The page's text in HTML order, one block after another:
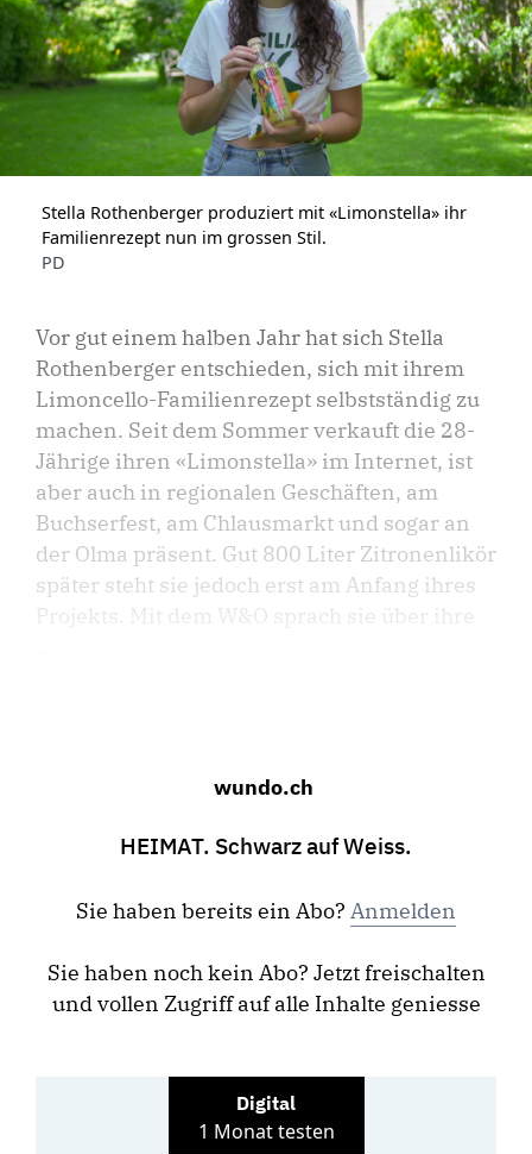
Stella Rothenberger produziert mit «Limonstella» ihr
Familienrezept nun im grossen Stil.
PD
Vor gut einem halben Jahr hat sich Stella
Rothenberger entschieden, sich mit ihrem
Limoncello-Familienrezept selbstständig zu
machen. Seit dem Sommer verkauft die 28-
Jährige ihren «Limonstella» im Internet, ist
aber auch in regionalen Geschäften, am
Buchserfest, am Chlausmarkt und sogar an
der Olma präsent. Gut 800 Liter Zitronenlikör
später steht sie jedoch erst am Anfang ihres
Projekts. Mit dem W&O sprach sie über ihre
wundo.ch
HEIMAT. Schwarz auf Weiss.
Sie haben bereits ein Abo? Anmelden
Sie haben noch kein Abo? Jetzt freischalten
und vollen Zugriff auf alle Inhalte geniesse
Digital
1 Monat testen